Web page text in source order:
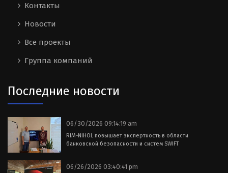
Контакты
Новости
Все проекты
Группа компаний
Последние новости
06/30/2026 09:14:19 am
RIM-NIHOL повышает экспертность в области
банковской безопасности и систем SWIFT
06/26/2026 03:40:41 pm